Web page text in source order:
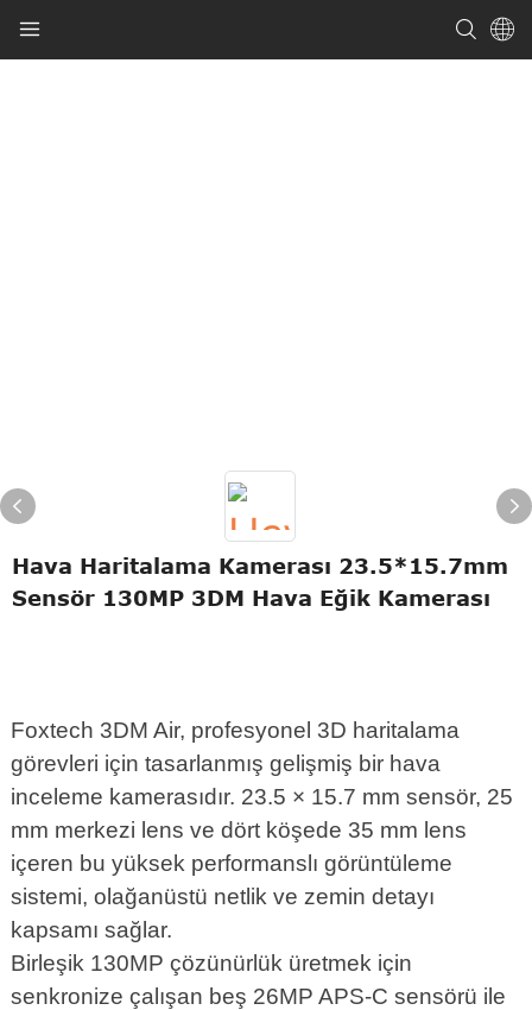
Hava Haritalama Kamerası 23.5*15.7mm
Sensör 130MP 3DM Hava Eğik Kamerası
Foxtech 3DM Air, profesyonel 3D haritalama
görevleri için tasarlanmış gelişmiş bir hava
inceleme kamerasıdır. 23.5 × 15.7 mm sensör, 25
mm merkezi lens ve dört köşede 35 mm lens
içeren bu yüksek performanslı görüntüleme
sistemi, olağanüstü netlik ve zemin detayı
kapsamı sağlar.
Birleşik 130MP çözünürlük üretmek için
senkronize çalışan beş 26MP APS-C sensörü ile